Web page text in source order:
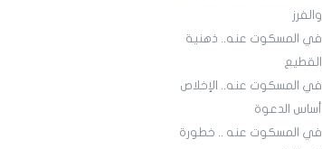
والفرز
في المسكوت عنه.. ذهنية
القطيع
في المسكوت عنه.. الإخلاص
أساس الدعوة
في المسكوت عنه .. خطورة